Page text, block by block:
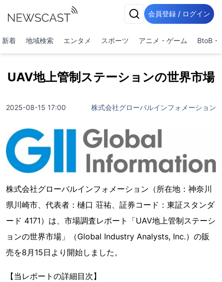
会員登録 / ログイン
新着 地域検索 エンタメ スポーツ アニメ・ゲーム BtoB・
UAV地上管制ステーションの世界市場
2025-08-15 17:00 株式会社グローバルインフォメーション
株式会社グローバルインフォメーション（所在地：神奈川
県川崎市、代表者：樋口 荘祐、証券コード：東証スタンダ
ード 4171）は、市場調査レポート「UAV地上管制ステーシ
ョンの世界市場」（Global Industry Analysts, Inc.）の販
売を8月15日より開始しました。
【当レポートの詳細目次】